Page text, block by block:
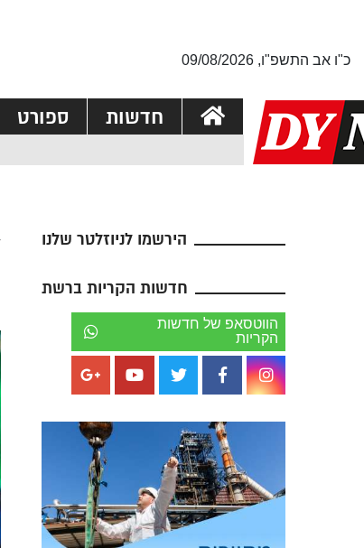
כ"ו אב התשפ"ו, 09/08/2026
חדשות ספורט
הירשמו לניוזלטר שלנו
חדשות הקריות ברשת
הווטסאפ של חדשות
הקריות